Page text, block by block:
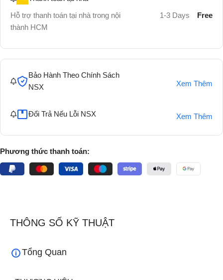
Hỗ trợ thanh toán tại nhà trong nội
thành HCM
1-3 Days Free
Bảo Hành Theo Chính Sách
NSX
Xem Thêm
Đổi Trả Nếu Lỗi NSX Xem Thêm
Phương thức thanh toán:
THÔNG SỐ KỸ THUẬT
Tổng Quan